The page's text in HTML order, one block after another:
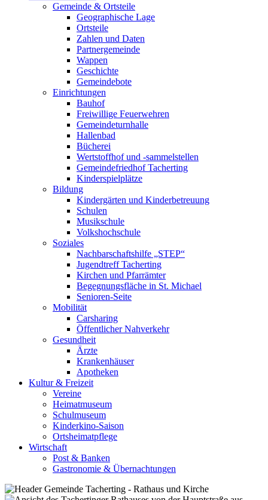
Gemeinde & Ortsteile
Geographische Lage
Ortsteile
Zahlen und Daten
Partnergemeinde
Wappen
Geschichte
Gemeindebote
Einrichtungen
Bauhof
Freiwillige Feuerwehren
Gemeindeturnhalle
Hallenbad
Bücherei
Wertstoffhof und -sammelstellen
Gemeindefriedhof Tacherting
Kinderspielplätze
Bildung
Kindergärten und Kinderbetreuung
Schulen
Musikschule
Volkshochschule
Soziales
Nachbarschaftshilfe „STEP“
Jugendtreff Tacherting
Kirchen und Pfarrämter
Begegnungsfläche in St. Michael
Senioren-Seite
Mobilität
Carsharing
Öffentlicher Nahverkehr
Gesundheit
Ärzte
Krankenhäuser
Apotheken
Kultur & Freizeit
Vereine
Heimatmuseum
Schulmuseum
Kinderkino-Saison
Ortsheimatpflege
Wirtschaft
Post & Banken
Gastronomie & Übernachtungen